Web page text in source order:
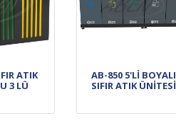
ATIK
3 LÜ
AB-850 5'Lİ BOYALI
SIFIR ATIK ÜNİTESİ